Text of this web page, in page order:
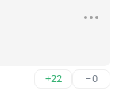
+22 –0